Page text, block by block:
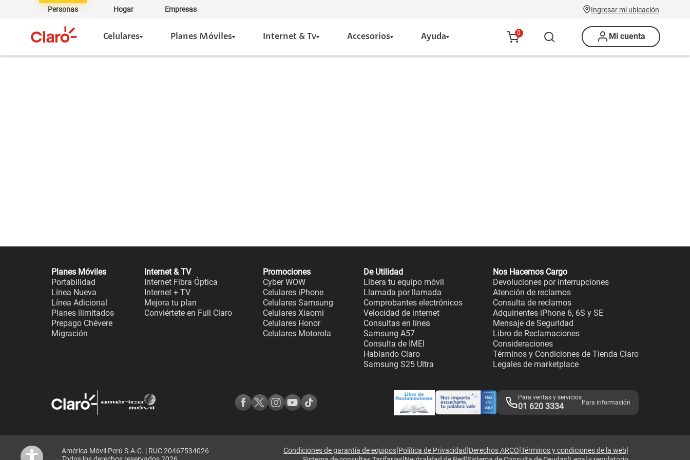
Personas Hogar Empresas Ingresar mi ubicación
Celulares Planes Móviles Internet & Tv Accesorios Ayuda 0 Mi cuenta
Planes Móviles
Portabilidad
Línea Nueva
Línea Adicional
Planes ilimitados
Prepago Chévere
Migración
Internet & TV
Internet Fibra Óptica
Internet + TV
Mejora tu plan
Conviértete en Full Claro
Promociones
Cyber WOW
Celulares iPhone
Celulares Samsung
Celulares Xiaomi
Celulares Honor
Celulares Motorola
De Utilidad
Libera tu equipo móvil
Llamada por llamada
Comprobantes electrónicos
Velocidad de internet
Consultas en línea
Samsung A57
Consulta de IMEI
Hablando Claro
Samsung S25 Ultra
Nos Hacemos Cargo
Devoluciones por interrupciones
Atención de reclamos
Consulta de reclamos
Adquirientes iPhone 6, 6S y SE
Mensaje de Seguridad
Libro de Reclamaciones
Consideraciones
Términos y Condiciones de Tienda Claro
Legales de marketplace
Para ventas y servicios
01 620 3334 Para información
América Móvil Perú S.A.C. | RUC 20467534026
Condiciones de garantía de equipos|Política de Privacidad|Derechos ARCO|Términos y condiciones de la web|